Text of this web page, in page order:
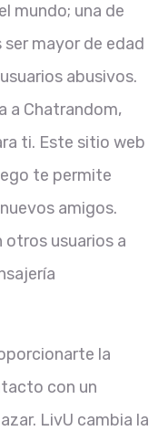
mundo; una de
mayor de edad
abusivos.
a Chatrandom,
ti. Este sitio web
te permite
amigos.
usuarios a
la
con un
LivU cambia la